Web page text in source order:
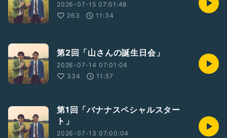
2026-07-15 07:01:48
263
11:34
第2回「山さんの誕生日会」
2026-07-14 07:01:04
334
11:57
第1回「バナナスペシャルスター
ト」
2026-07-13 07:00:04